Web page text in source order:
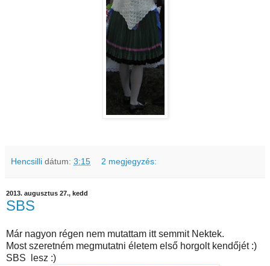
Hencsilli dátum: 3:15 2 megjegyzés:
2013. augusztus 27., kedd
SBS
Már nagyon régen nem mutattam itt semmit Nektek.
Most szeretném megmutatni életem első horgolt kendőjét :)
SBS lesz :)